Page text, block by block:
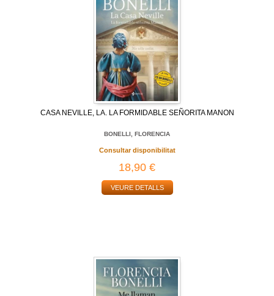
CASA NEVILLE, LA. LA FORMIDABLE SEÑORITA MANON
BONELLI, FLORENCIA
Consultar disponibilitat
18,90 €
VEURE DETALLS